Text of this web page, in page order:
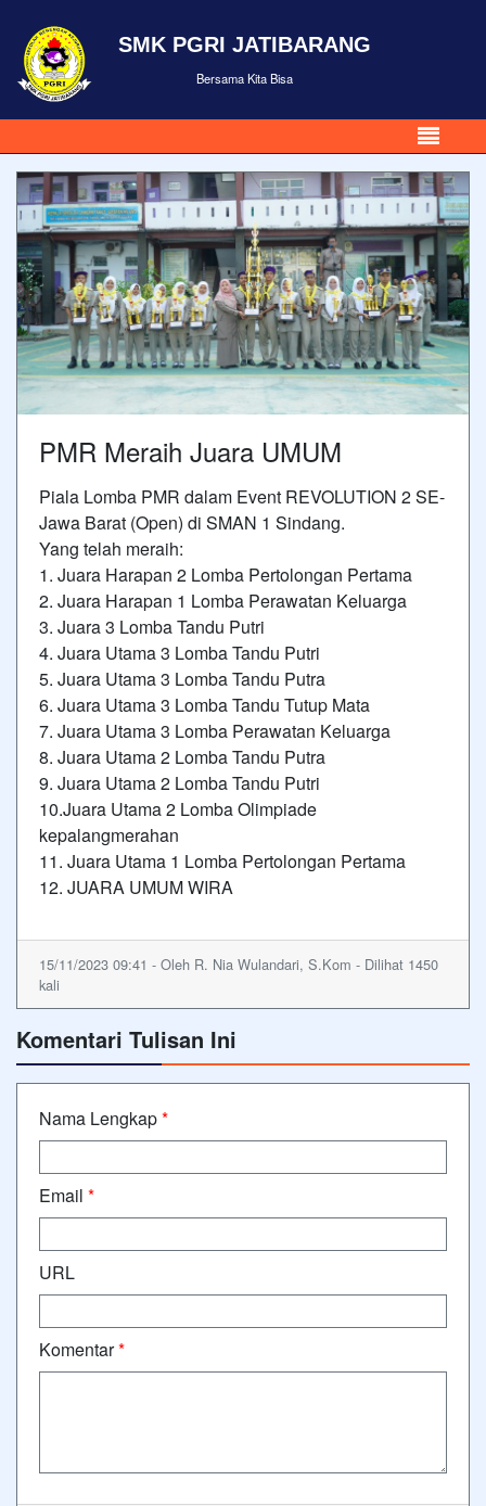
SMK PGRI JATIBARANG
Bersama Kita Bisa
PMR Meraih Juara UMUM
Piala Lomba PMR dalam Event REVOLUTION 2 SE-
Jawa Barat (Open) di SMAN 1 Sindang.
Yang telah meraih:
1. Juara Harapan 2 Lomba Pertolongan Pertama
2. Juara Harapan 1 Lomba Perawatan Keluarga
3. Juara 3 Lomba Tandu Putri
4. Juara Utama 3 Lomba Tandu Putri
5. Juara Utama 3 Lomba Tandu Putra
6. Juara Utama 3 Lomba Tandu Tutup Mata
7. Juara Utama 3 Lomba Perawatan Keluarga
8. Juara Utama 2 Lomba Tandu Putra
9. Juara Utama 2 Lomba Tandu Putri
10.Juara Utama 2 Lomba Olimpiade
kepalangmerahan
11. Juara Utama 1 Lomba Pertolongan Pertama
12. JUARA UMUM WIRA
15/11/2023 09:41 - Oleh R. Nia Wulandari, S.Kom - Dilihat 1450
kali
Komentari Tulisan Ini
Nama Lengkap*
Email *
URL
Komentar*